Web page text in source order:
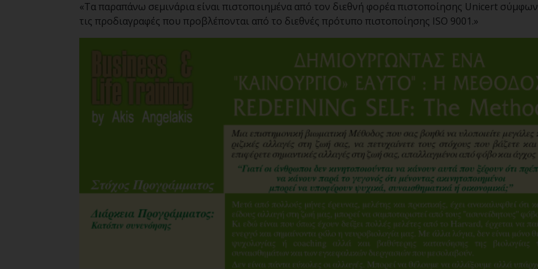
«Τα παραπάνω σεμινάρια είναι πιστοποιημένα από τον διεθνή φορέα πιστοποίησης Unicert
τις προδιαγραφές που προβλέπονται από το διεθνές πρότυπο πιστοποίησης ISO 9001.»